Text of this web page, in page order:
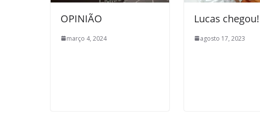
OPINIÃO
março 4, 2024
Lucas chegou!
agosto 17, 2023